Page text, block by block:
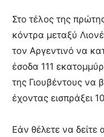
Στο τέλος της
κόντρα μεταξύ
τον Αργεντινό να
έσοδα 111
της Γιουβέντους να
έχοντας εισπράξει
Εάν θέλετε να δείτε